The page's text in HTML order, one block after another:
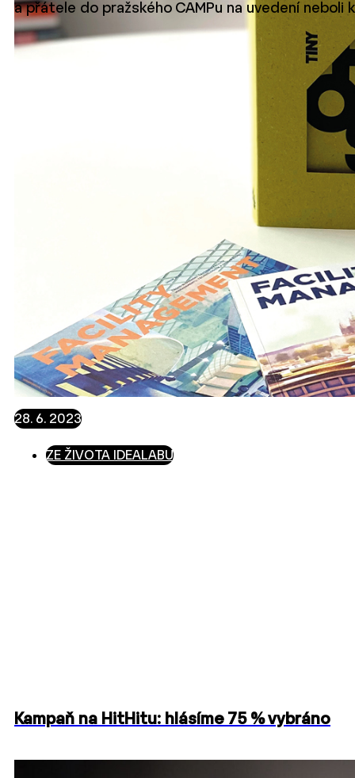
28. 6. 2023
ZE ŽIVOTA IDEALABU
a přátele do pražského CAMPu na uvedení neboli
Kampaň na HitHitu: hlásíme 75 % vybráno